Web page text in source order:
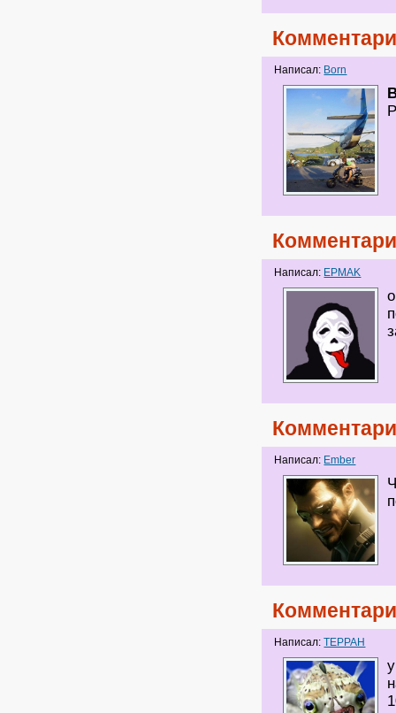
Написал: Born
Написал: EPMAK
Написал: Ember
Написал:ТЕРРАН